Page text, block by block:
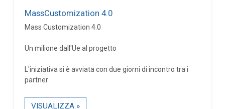
MassCustomization 4.0
Mass Customization 4.0
Un milione dall'Ue al progetto
L'iniziativa si è avviata con due giorni di incontro tra i
partner
VISUALIZZA »